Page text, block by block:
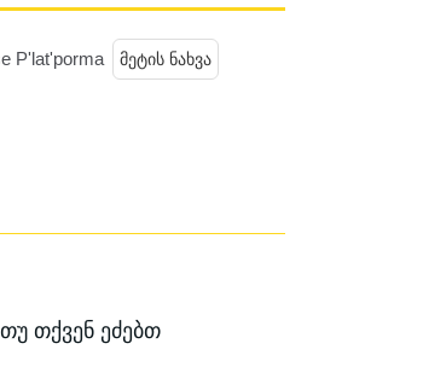
შიდა
არ გამოყოფს
დამზოგავი, თეთრი
P'lat'porma მეტის ნახვა
თქვენ ეძებთ